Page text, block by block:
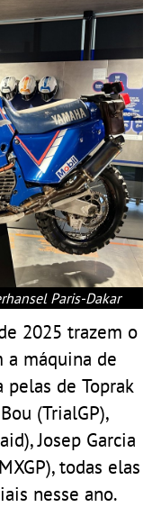
Paris-Dakar
2025 trazem o
a máquina de
pelas de Toprak
(TrialGP),
Josep Garcia
todas elas
nesse ano.